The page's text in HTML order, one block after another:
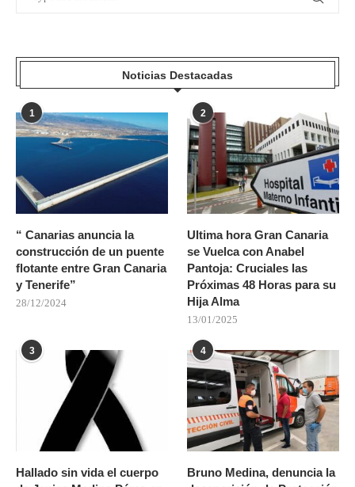
Noticias Destacadas
1
“ Canarias anuncia la
construcción de un puente
flotante entre Gran Canaria
y Tenerife”
28/12/2024
2
Ultima hora Gran Canaria
se Vuelca con Anabel
Pantoja: Cruciales las
Próximas 48 Horas para su
Hija Alma
13/01/2025
3
Hallado sin vida el cuerpo
4
Bruno Medina, denuncia la